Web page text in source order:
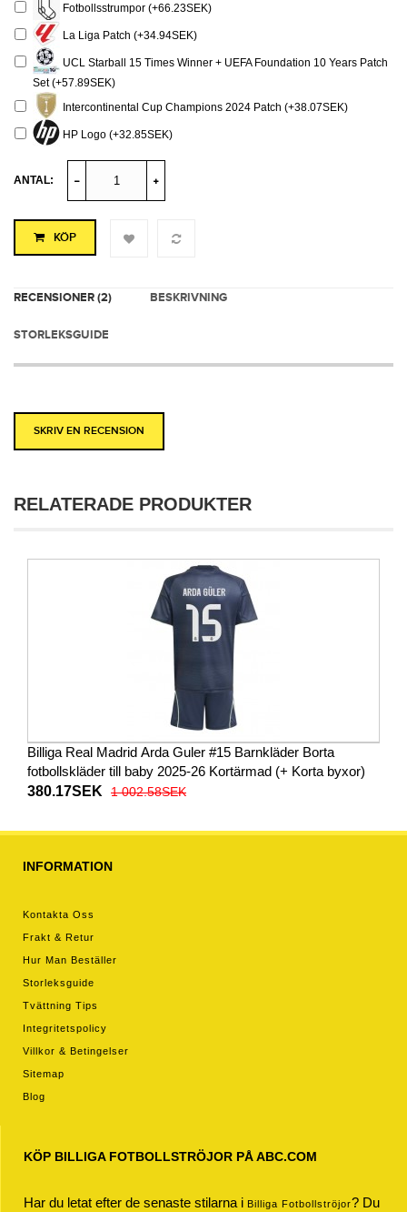
Fotbollsstrumpor (+66.23SEK)
La Liga Patch (+34.94SEK)
UCL Starball 15 Times Winner + UEFA Foundation 10 Years Patch
Set (+57.89SEK)
Intercontinental Cup Champions 2024 Patch (+38.07SEK)
HP Logo (+32.85SEK)
ANTAL:
KÖP
RECENSIONER (2) BESKRIVNING
STORLEKSGUIDE
SKRIV EN RECENSION
RELATERADE PRODUKTER
Billiga Real Madrid Arda Guler #15 Barnkläder Borta
fotbollskläder till baby 2025-26 Kortärmad (+ Korta byxor)
380.17SEK
1 002.58SEK
INFORMATION
Kontakta Oss
Frakt & Retur
Hur Man Beställer
Storleksguide
Tvättning Tips
Integritetspolicy
Villkor & Betingelser
Sitemap
Blog
KÖP BILLIGA FOTBOLLSTRÖJOR PÅ ABC.COM
Har du letat efter de senaste stilarna i Billiga Fotbollströjor? Du